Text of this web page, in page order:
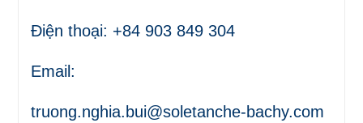
Điện thoại: +84 903 849 304
Email:
truong.nghia.bui@soletanche-bachy.com